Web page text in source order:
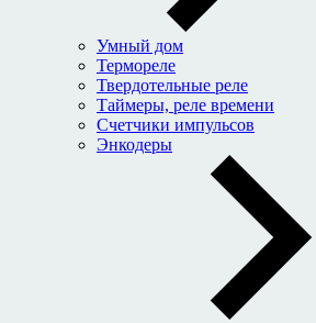
Умный дом
Термореле
Твердотельные реле
Таймеры, реле времени
Счетчики импульсов
Энкодеры